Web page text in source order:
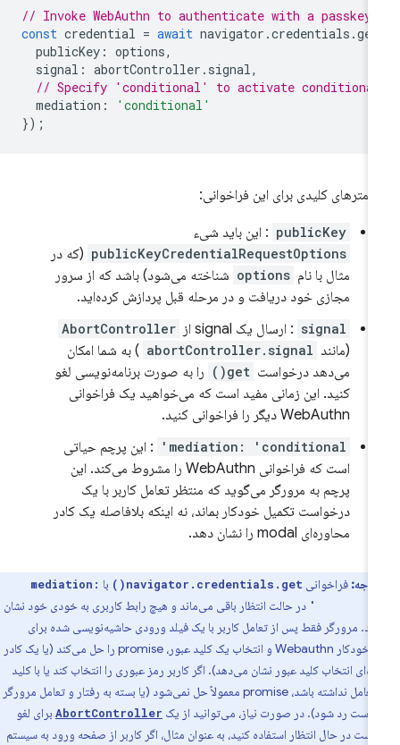
// Invoke WebAuthn to authenticate with a passkey.
const credential = await navigator.credentials
publicKey: options
signal: abortController.signal
// Specify 'conditional' to activate
mediation : 'conditional'
کلیدی برای این فراخوانی:
publicKey : این باید شیء
publicKeyCredentialRequestOptions (که در
مثال با نام options شناخته می‌شود) باشد که از سرور
مجازی خود دریافت و در مرحله قبل پردازش کرده‌اید.
signal : ارسال یک signal از AbortController
(مانند abortController.signal ) به شما امکان
می‌دهد درخواست get()
را به صورت برنامه‌نویسی لغو
کنید. این زمانی مفید است که می‌خواهید یک فراخوانی
WebAuthn دیگر را فراخوانی کنید.
mediation: 'conditional'
: این پرچم حیاتی
است که فراخوانی WebAuthn را مشروط می‌کند. این
پرچم به مرورگر می‌گوید که منتظر تعامل کاربر با یک
درخواست تکمیل خودکار بماند، نه اینکه بلافاصله یک کادر
محاوره‌ای modal را نشان دهد.
فراخوانیnavigator.credentials.get() باmediation:
در حالت انتظار باقی می‌ماند و هیچ رابط کاربری به خودی خود نشان
مرورگر فقط پس از تعامل کاربر با یک فیلد ورودی حاشیه‌نویسی شده برای
تکمیل خودکار Webauthn و انتخاب یک کلید عبور، promise را حل می‌کند (یا یک کادر
انتخاب کلید عبور نشان می‌دهد). اگر کاربر رمز عبوری را انتخاب کند یا با کلید
عبور تعامل نداشته باشد، promise معمولاً حل نمی‌شود (یا بسته به رفتار و تعامل مرورگر
است رد شود). در صورت نیاز، می‌توانید از یک AbortControllerبرای لغو
در حال انتظار استفاده کنید، به عنوان مثال، اگر کاربر از صفحه ورود به سیستم